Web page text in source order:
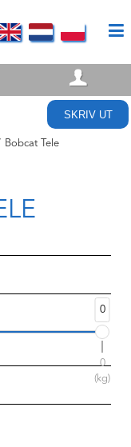
SKRIV UT
Bobcat Tele
0
0
(kg)